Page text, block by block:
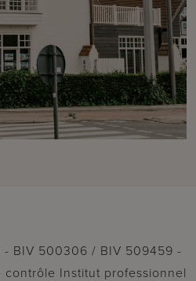
BIV 500306 / BIV 509459 -
Institut professionnel